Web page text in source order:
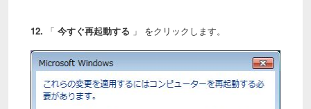
12. 「 今すぐ再起動する 」 をクリックします。